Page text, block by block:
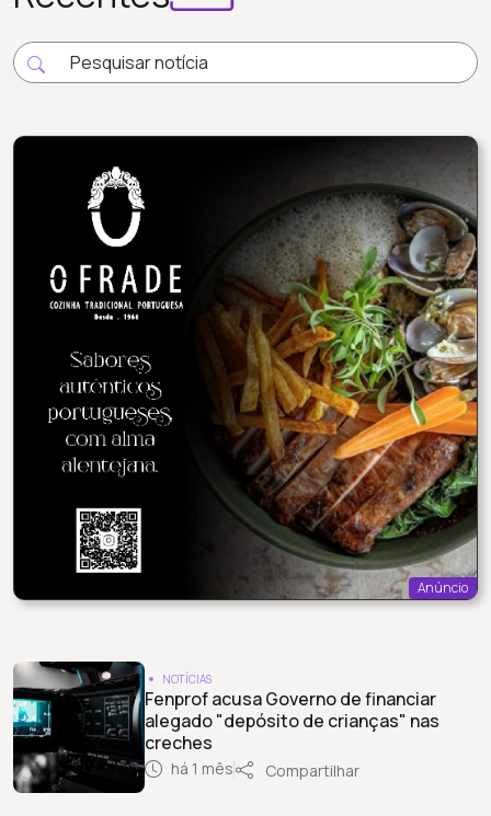
Anúncio
NOTÍCIAS
Fenprof acusa Governo de financiar
alegado "depósito de crianças" nas
creches
há 1 mês Compartilhar